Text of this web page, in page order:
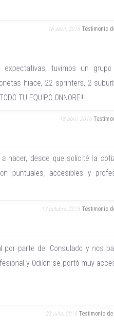
18 abril, 2016 Testimonio
tuvimos un
hiace, 22 sprinters, 2
TU EQUIPO ONNORE!!!
18 abril, 2016
hacer, desde que solicité la
puntuales, accesibles y
13 octubre, 2015 Testimonio
por parte del Consulado y nos
y Odilón se portó muy
23 julio, 2015 Testimonio de